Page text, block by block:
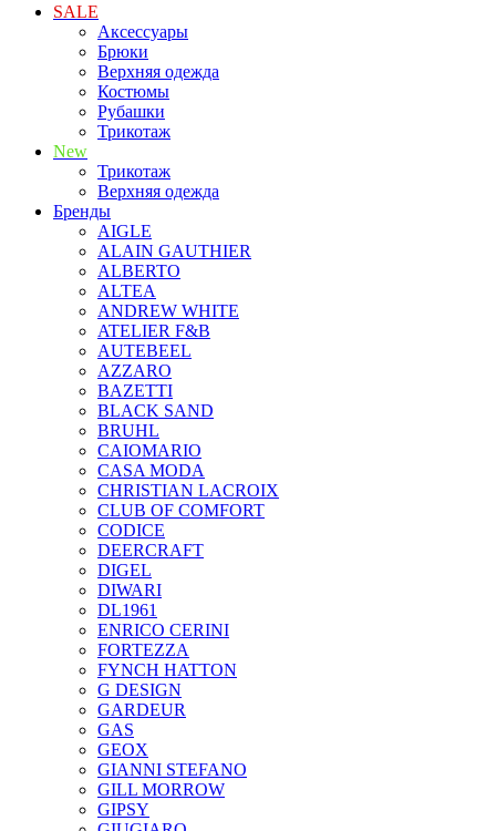
SALE
Аксессуары
Брюки
Верхняя одежда
Костюмы
Рубашки
Трикотаж
New
Трикотаж
Верхняя одежда
Бренды
AIGLE
ALAIN GAUTHIER
ALBERTO
ALTEA
ANDREW WHITE
ATELIER F&B
AUTEBEEL
AZZARO
BAZETTI
BLACK SAND
BRUHL
CAIOMARIO
CASA MODA
CHRISTIAN LACROIX
CLUB OF COMFORT
CODICE
DEERCRAFT
DIGEL
DIWARI
DL1961
ENRICO CERINI
FORTEZZA
FYNCH HATTON
G DESIGN
GARDEUR
GAS
GEOX
GIANNI STEFANO
GILL MORROW
GIPSY